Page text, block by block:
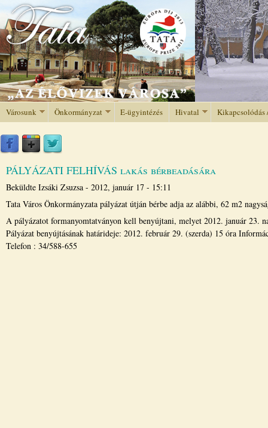
Jump to navigation
Városunk Önkormányzat E-ügyintézés Hivatal Kikapcsolódás
PÁLYÁZATI FELHÍVÁS lakás bérbeadására
Beküldte Izsáki Zsuzsa - 2012, január 17 - 15:11
Tata Város Önkormányzata pályázat útján bérbe adja az alábbi, 62 m2
A pályázatot formanyomtatványon kell benyújtani, melyet 2012. január 23.
Pályázat benyújtásának határideje: 2012. február 29. (szerda) 15 óra
Telefon : 34/588-655